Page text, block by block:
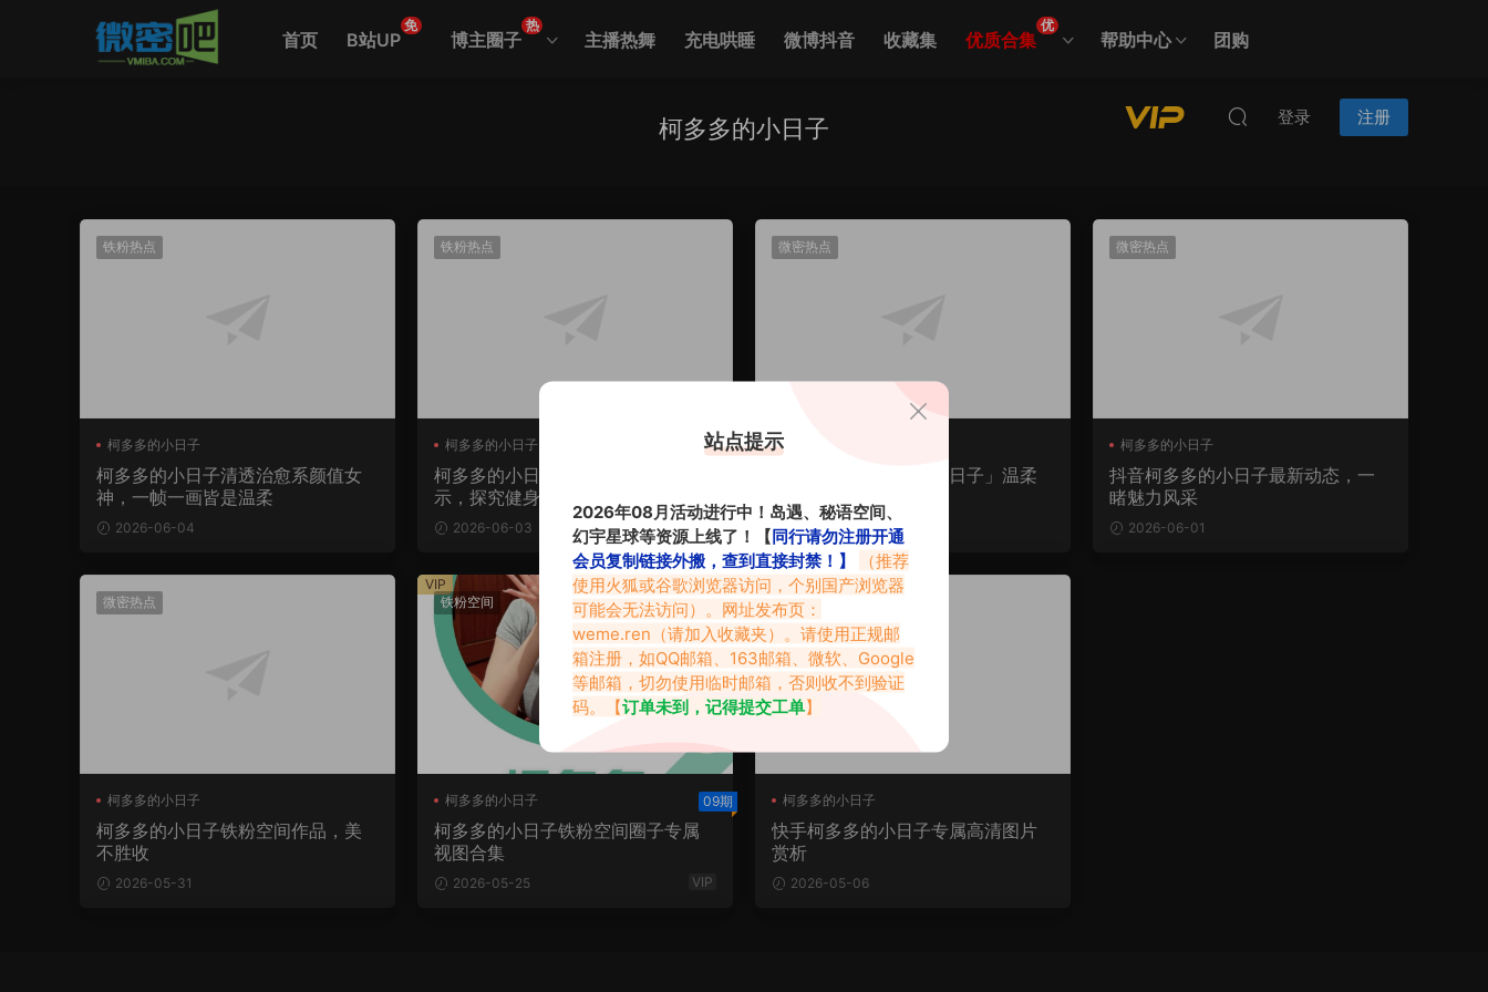
首页 B站UP
免
博主圈子
热
主播热舞 充电哄睡 微博抖音 收藏集 优质合集
优
帮助中心 团购
登录 注册
柯多多的小日子
铁粉热点
柯多多的小日子
柯多多的小日子清透治愈系颜值女
神，一帧一画皆是温柔
2026-06-04
铁粉热点
柯多多的小日子
柯多多的小日子铁粉空间魅力展
示，探究健身的魅力
2026-06-03
微密热点
柯多多的小日子
抖音博主「柯多多的小日子」温柔
2026-06-02
微密热点
柯多多的小日子
抖音柯多多的小日子最新动态，一
睹魅力风采
2026-06-01
微密热点
柯多多的小日子
柯多多的小日子铁粉空间作品，美
不胜收
2026-05-31
铁粉空间
柯多多的小日子
柯多多的小日子铁粉空间
09期
柯多多的小日子铁粉空间圈子专属
视图合集
2026-05-25 VIP
VIP
微密热点
柯多多的小日子
快手柯多多的小日子专属高清图片
赏析
2026-05-06
站点提示
2026年08月活动进行中！岛遇、秘语空间、
幻宇星球等资源上线了！【同行请勿注册开通
会员复制链接外搬，查到直接封禁！】
（推荐
使用火狐或谷歌浏览器访问，个别国产浏览器
可能会无法访问）。网址发布页：
weme.ren （请加入收藏夹）。请使用正规邮
箱注册，如QQ邮箱、163邮箱、微软、Google
等邮箱，切勿使用临时邮箱，否则收不到验证
码。【订单未到，记得提交工单】